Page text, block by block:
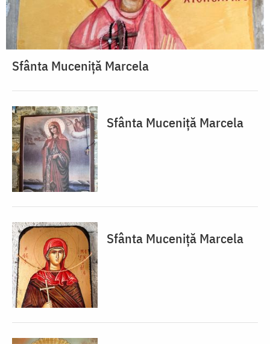
Sfânta Muceniță Marcela
Sfânta Muceniță Marcela
Sfânta Muceniță Marcela